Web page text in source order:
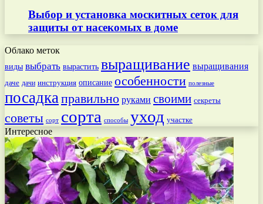
Выбор и установка москитных сеток для
защиты от насекомых в доме
Облако меток
виды выбрать вырастить выращивание выращивания
даче дачи инструкция описание особенности полезные
посадкаправильно руками своими секреты
советы сорт сорта способы уход участке
Интересное